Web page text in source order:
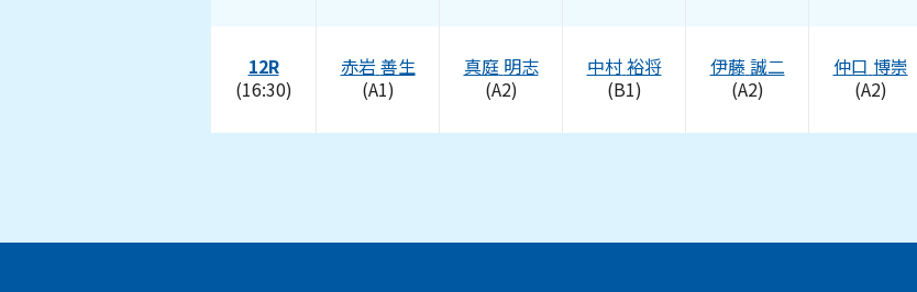
12R
(16:30)
赤岩善生
(A1)
真庭 明志
(A2)
中村裕将
(B1)
伊藤誠二
(A2)
仲口 博崇
(A2)